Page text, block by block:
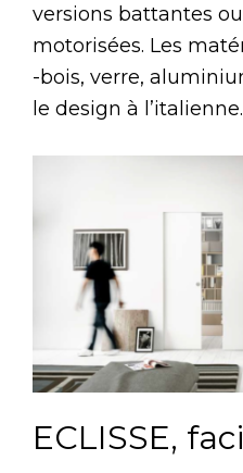
versions battantes
motorisées. Les
-bois, verre,
le design à l’italienne.
ECLISSE,